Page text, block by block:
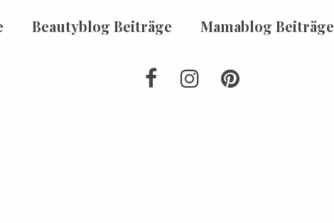
Beautyblog Beiträge Mamablog Beiträge